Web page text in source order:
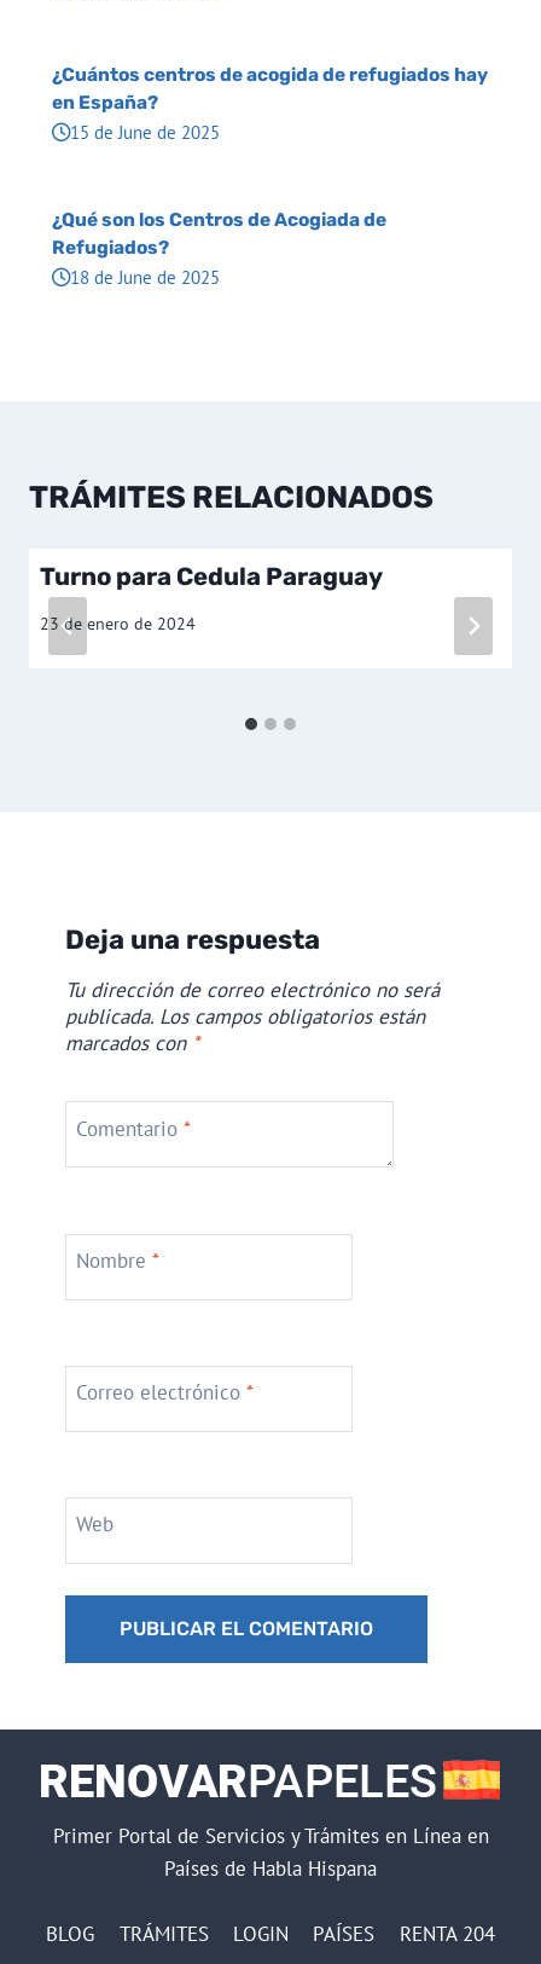
¿Cuántos centros de acogida de refugiados hay
en España?
15 de June de 2025
¿Qué son los Centros de Acogiada de
Refugiados?
18 de June de 2025
TRÁMITES RELACIONADOS
Turno para Cedula Paraguay
23 de enero de 2024
Deja una respuesta
Tu dirección de correo electrónico no será
publicada. Los campos obligatorios están
marcados con *
Comentario *
Nombre *
Correo electrónico *
Web
Primer Portal de Servicios y Trámites en Línea en
Países de Habla Hispana
BLOG TRÁMITES LOGIN PAÍSES RENTA 204